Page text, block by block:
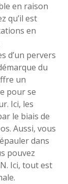
en raison
qu’il est
en
d’un pervers
du
un
pour se
Ici, les
le biais de
Aussi, vous
dans
pouvez
Ici, tout est